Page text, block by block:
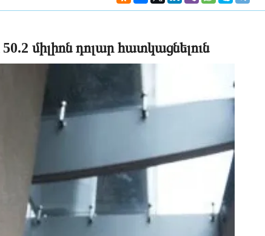
միլիոն դոլար հատկացնելուն